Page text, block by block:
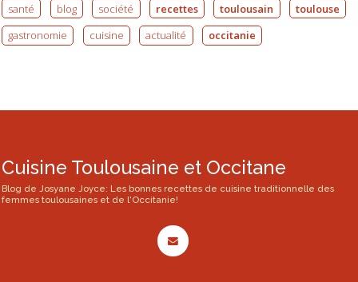
santé blog société recettes toulousain
toulouse
gastronomie
cuisine actualité occitanie
Cuisine Toulousaine et Occitane
Blog de Josyane Joyce: Les bonnes recettes de cuisine traditionnelle des
femmes toulousaines et de l'Occitanie!